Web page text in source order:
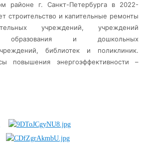
районе г. Санкт-Петербурга в 2022-
строительство и капительные ремонты
учреждений, учреждений
образования и дошкольных
библиотек и поликлиник.
повышения энергоэффективности –